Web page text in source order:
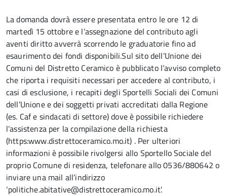
La domanda dovrà essere presentata entro le ore 12 di
martedì 15 ottobre e l’assegnazione del contributo agli
aventi diritto avverrà scorrendo le graduatorie fino ad
esaurimento dei fondi disponibili.Sul sito dell’Unione dei
Comuni del Distretto Ceramico è pubblicato l’avviso completo
che riporta i requisiti necessari per accedere al contributo, i
casi di esclusione, i recapiti degli Sportelli Sociali dei Comuni
dell’Unione e dei soggetti privati accreditati dalla Regione
(es. Caf e sindacati di settore) dove è possibile richiedere
l’assistenza per la compilazione della richiesta
(https:www.distrettoceramico.mo.it) . Per ulteriori
informazioni è possibile rivolgersi allo Sportello Sociale del
proprio Comune di residenza, telefonare allo 0536/880642 o
inviare una mail all’indirizzo
‘politiche.abitative@distrettoceramico.mo.it’.